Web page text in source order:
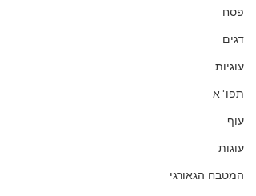
פסח
דגים
עוגיות
תפו"א
עוף
עוגות
המטבח הגאורגי